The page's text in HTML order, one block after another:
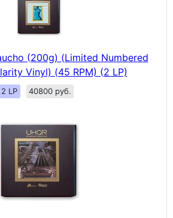
(200g) (Limited Numbered
Vinyl) (45 RPM) (2 LP)
2 LP 40800 руб.